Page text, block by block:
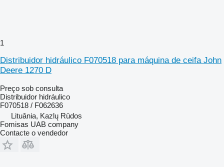
1
Distribuidor hidráulico F070518 para máquina de ceifa John
Deere 1270 D
Preço sob consulta
Distribuidor hidráulico
F070518 / F062636
Lituânia, Kazlų Rūdos
Fomisas UAB company
Contacte o vendedor